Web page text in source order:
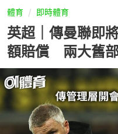
體育 即時體育
英超｜傳曼聯即
額賠償 兩大舊